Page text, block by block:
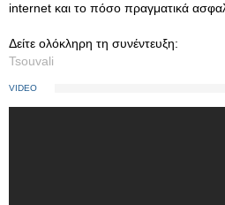
internet και το πόσο πραγματικά
Δείτε ολόκληρη τη συνέντευξη:
Tsouvali
VIDEO